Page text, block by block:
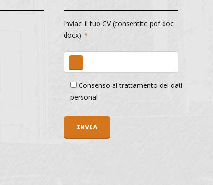
Inviaci il tuo CV (consentito pdf doc
docx)
Consenso al trattamento dei dati
personali